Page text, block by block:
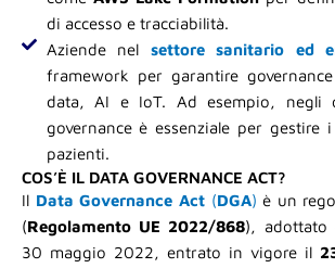
di accesso e tracciabilità.
Aziende nel settore sanitario ed
framework per garantire
data, AI e IoT. Ad esempio, negli
governance è essenziale per gestire
pazienti.
COS’È IL DATA GOVERNANCE ACT?
Il Data Governance Act(DGA) è un
(Regolamento UE 2022/868), adottato
30 maggio 2022, entrato in vigore il